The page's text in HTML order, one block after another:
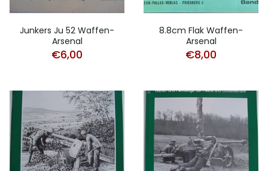
Junkers Ju 52 Waffen-
Arsenal
€6,00
8.8cm Flak Waffen-
Arsenal
€8,00